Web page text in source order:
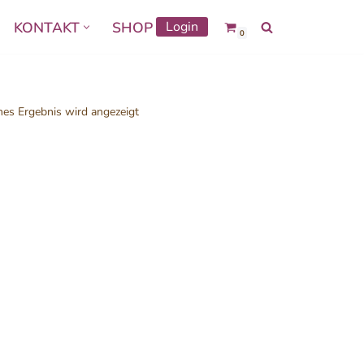
KONTAKT SHOP Login 0
Ergebnis wird angezeigt